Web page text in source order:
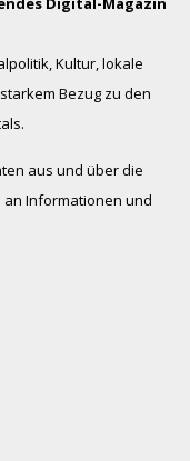
Kultur, lokale
Bezug zu den
aus und über die
an Informationen und